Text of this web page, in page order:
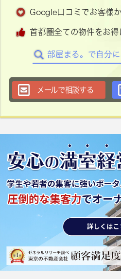
Google口コミでお客様
首都圏全ての物件をお
部屋まる。で自分
メールで相談する